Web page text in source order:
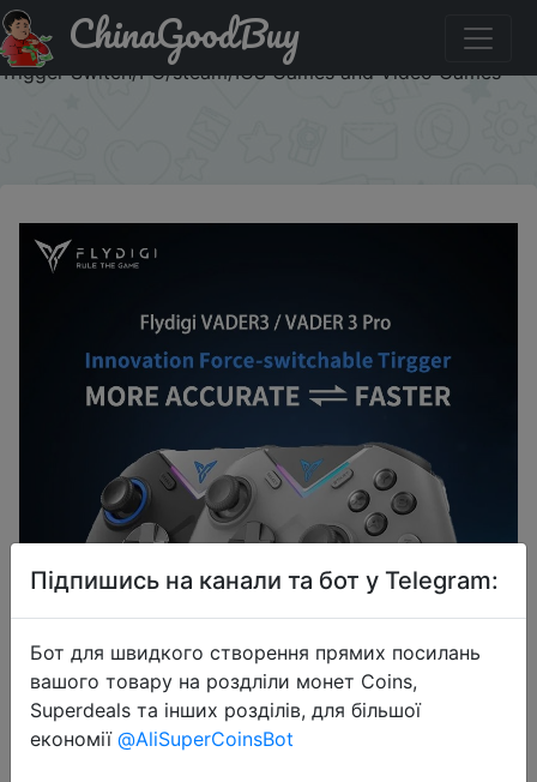
Промокод на знижку CDPU03 New Flydigi VADER 3 /
VADER 3 PRO Bluetooth Wireless Gamepad Hall Linear
Trigger Switch/PC/steam/IOS Games and Video Games
ChinaGoodBuy
2024-05-04
New Flydigi VADER 3 / VADER 3 PRO
Підпишись на канали та бот у Telegram:
Бот для швидкого створення прямих посилань
вашого товару на роздліли монет Coins,
Superdeals та інших розділів, для більшої
економії @AliSuperCoinsBot